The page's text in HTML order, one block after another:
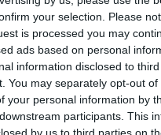
your selection. Please
is processed you may
ads based on personal
information disclosed to
You may separately opt-out
your personal information by
downstream participants. This
szóló eltiltást
megbízott szövetségi
(2-1) 57. percében
miután Csábi
egy, a pályán
Mivel